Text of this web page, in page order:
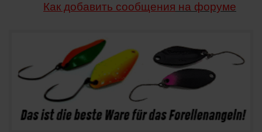
Как добавить сообщения на форуме